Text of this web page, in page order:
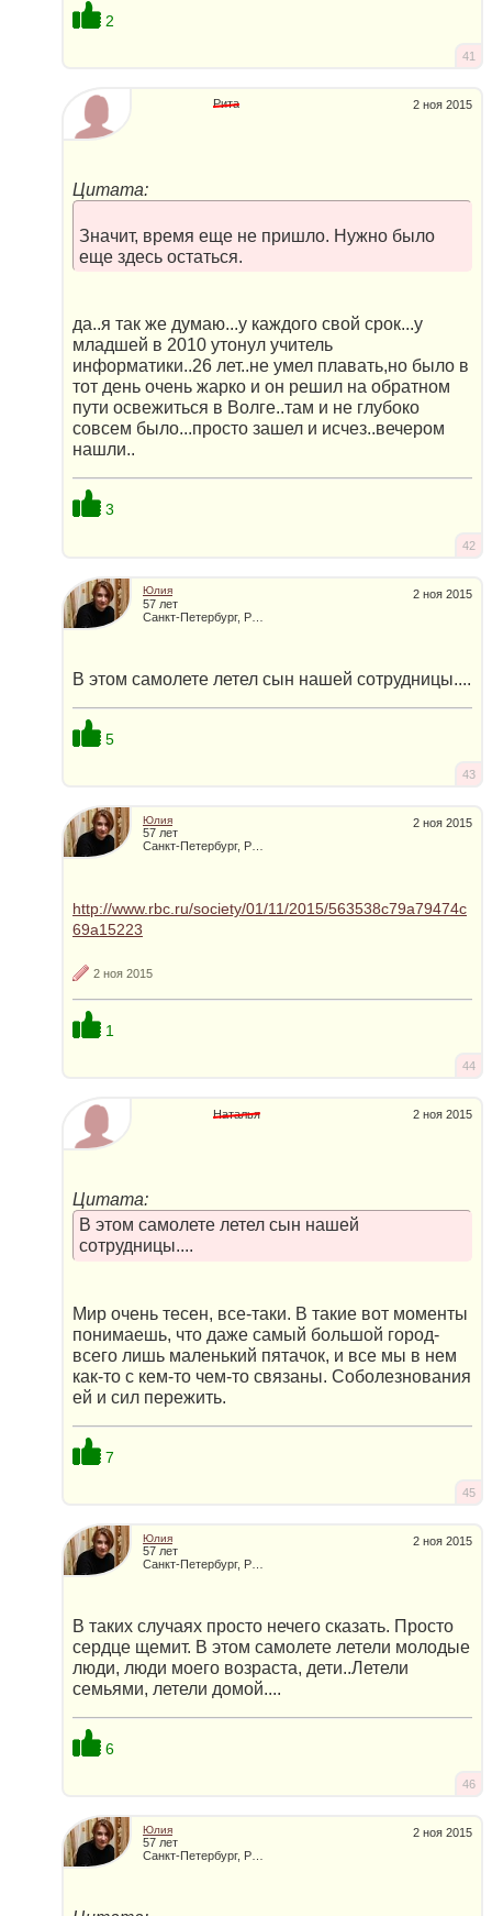
2
41
2 ноя 2015
Рита
Цитата:
Значит, время еще не пришло. Нужно было
еще здесь остаться.
да..я так же думаю...у каждого свой срок...у
младшей в 2010 утонул учитель
информатики..26 лет..не умел плавать,но было в
тот день очень жарко и он решил на обратном
пути освежиться в Волге..там и не глубоко
совсем было...просто зашел и исчез..вечером
нашли..
3
42
2 ноя 2015
Юлия
57 лет
В этом самолете летел сын нашей сотрудницы....
5
43
2 ноя 2015
Юлия
57 лет
http://www.rbc.ru/society/01/11/2015/563538c79a79474c
69a15223
2 ноя 2015
1
44
2 ноя 2015
Наталья
Цитата:
В этом самолете летел сын нашей
сотрудницы....
Мир очень тесен, все-таки. В такие вот моменты
понимаешь, что даже самый большой город-
всего лишь маленький пятачок, и все мы в нем
как-то с кем-то чем-то связаны. Соболезнования
ей и сил пережить.
7
45
2 ноя 2015
Юлия
57 лет
В таких случаях просто нечего сказать. Просто
сердце щемит. В этом самолете летели молодые
люди, люди моего возраста, дети..Летели
семьями, летели домой....
6
46
2 ноя 2015
Юлия
57 лет
Санкт-Петербург, Россия